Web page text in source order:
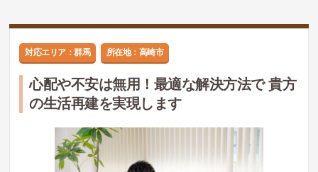
対応エリア：群馬 所在地：高崎市
心配や不安は無用！最適な解決方法で 貴方
の生活再建を実現します